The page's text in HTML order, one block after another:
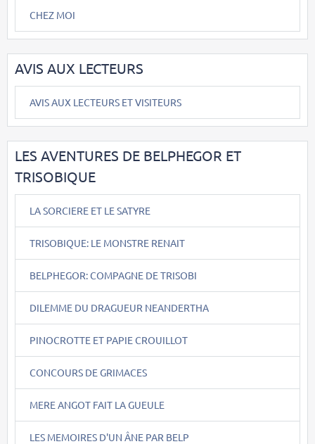
CHEZ MOI
AVIS AUX LECTEURS
AVIS AUX LECTEURS ET VISITEURS
LES AVENTURES DE BELPHEGOR ET
TRISOBIQUE
LA SORCIERE ET LE SATYRE
TRISOBIQUE: LE MONSTRE RENAIT
BELPHEGOR: COMPAGNE DE TRISOBI
DILEMME DU DRAGUEUR NEANDERTHA
PINOCROTTE ET PAPIE CROUILLOT
CONCOURS DE GRIMACES
MERE ANGOT FAIT LA GUEULE
LES MEMOIRES D'UN ÂNE PAR BELP